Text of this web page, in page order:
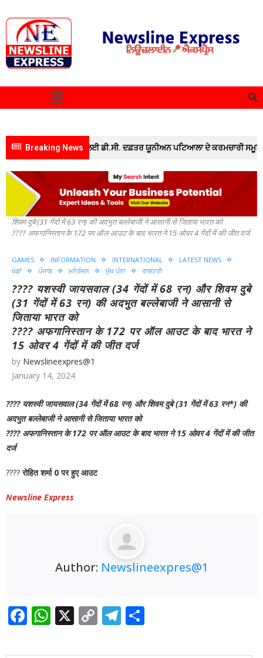
Breaking News
ਰੈਲੀ” ਵਿੱਚ ਸ਼ਾਮਲ ਹੋਣ ਲਈ ਡੀ.ਸੀ. ਦਫ਼ਤਰ ਯੂਨੀਅਨ ਪਟਿਆਲਾ ਦੇ ਕਰਮਚਾਰੀ ਸਮੂਹਿਕ
Home GAMES
???? यशस्वी जायसवाल (34 गेंदों में 68 रन) और
शिवम दुबे (31 गेंदों में63 रन) की अदभुत बल्लेबाजी ने आसानी से जिताया भारत को
???? अफगानिस्तान के 172 पर ऑल आउट के बाद भारत ने 15 ओवर 4 गेंदों में की जीत दर्ज
GAMES INFORMATION INTERNATIONAL
LATEST NEWS
ਖੇਡਾਂ
ਪੰਜਾਬ ਮਨੋਰੰਜਨ ਮੁੱਖ ਪੰਨਾ ਰਾਸ਼ਟਰੀ
???? यशस्वी जायसवाल (34 गेंदों में 68 रन) और शिवम दुबे
(31 गेंदों में 63 रन) की अदभुत बल्लेबाजी ने आसानी से
जिताया भारत को
???? अफगानिस्तान के 172 पर ऑल आउट के बाद भारत ने
15 ओवर 4 गेंदों में की जीत दर्ज
by Newslineexpres@1
January 14, 2024
???? यशस्वी जायसवाल (34 गेंदों में 68 रन) और शिवम दुबे (31 गेंदों में 63 रन*) की
अदभुत बल्लेबाजी ने आसानी से जिताया भारत को
???? अफगानिस्तान के 172 पर ऑल आउट के बाद भारत ने 15 ओवर 4 गेंदों में की जीत
दर्ज
????रोहित शर्मा 0 पर हुए आउट
Newsline Express
Author: Newslineexpres@1
Facebook
WhatsApp
X CopyTelegram